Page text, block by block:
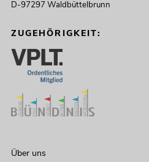
D-97297 Waldbüttelbrunn
ZUGEHÖRIGKEIT:
Über uns